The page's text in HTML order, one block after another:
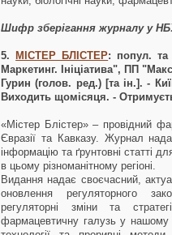
Шифр зберігання журналу у
5. МІСТЕР БЛІСТЕР: попул.
Маркетинг. Ініціатива", ПП
Гурин (голов. ред.) [та ін.]. -
Виходить щомісяця. -
«Містер Блістер» – провідний
Євразії та Кавказу. Журнал
інформацію та ґрунтовні статті
в цьому різноманітному регіоні.
Видання надає своєчасний,
оновлення регуляторного
регуляторні зміни та
фармацевтичну галузь у нашому